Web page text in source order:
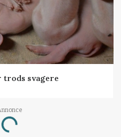
trods svagere
Loading...